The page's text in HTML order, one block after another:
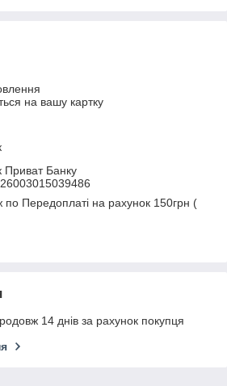
на вашу картку
Приват Банку
по Передоплаті на рахунок 150грн (
14 днів за рахунок покупця